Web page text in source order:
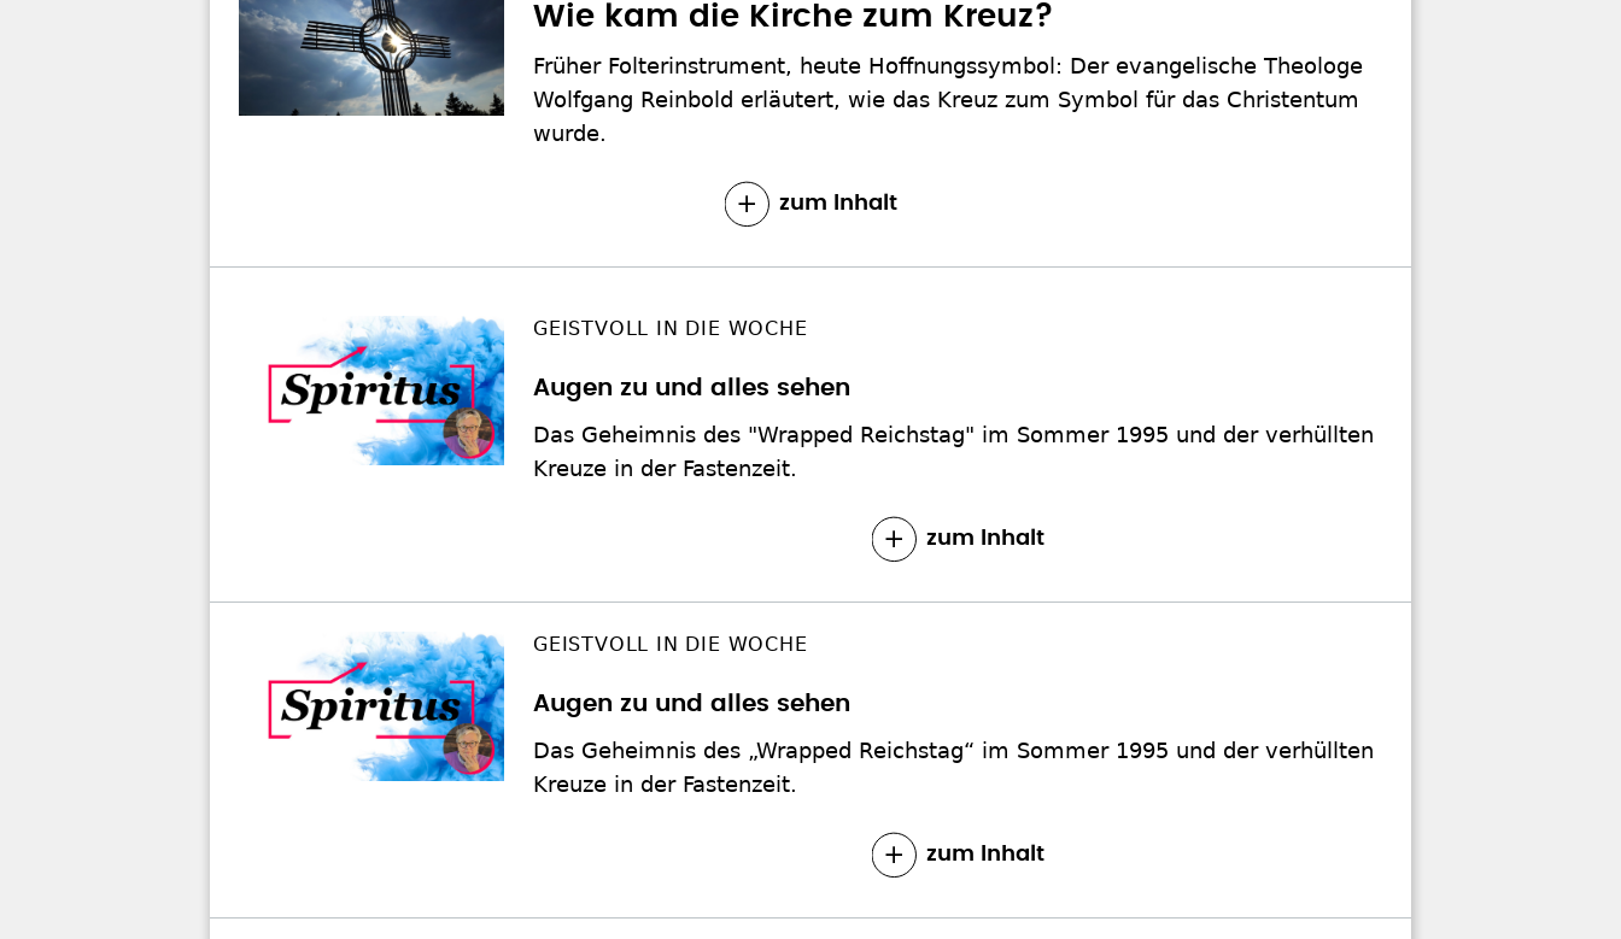
Wie kam die Kirche zum Kreuz?
Früher Folterinstrument, heute Hoffnungssymbol: Der evangelische Theologe
Wolfgang Reinbold erläutert, wie das Kreuz zum Symbol für das Christentum
wurde.
zum Inhalt
GEISTVOLL IN DIE WOCHE
Augen zu und alles sehen
Das Geheimnis des "Wrapped Reichstag" im Sommer 1995 und der verhüllten
Kreuze in der Fastenzeit.
zum Inhalt
GEISTVOLL IN DIE WOCHE
Augen zu und alles sehen
Das Geheimnis des „Wrapped Reichstag“ im Sommer 1995 und der verhüllten
Kreuze in der Fastenzeit.
zum Inhalt